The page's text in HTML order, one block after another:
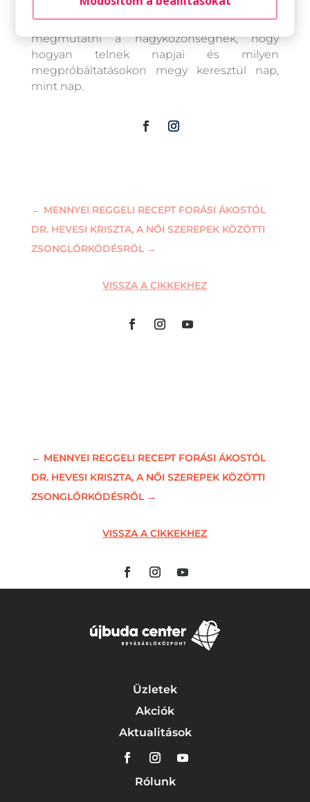
modellé választották.
Szilvi saját csatornáin keresztül szeretné
megmutatni a nagyközönségnek, hogy
hogyan telnek napjai és milyen
megpróbáltatásokon megy keresztül nap,
mint nap.
← MENNYEI REGGELI RECEPT FORÁSI ÁKOSTÓL
DR. HEVESI KRISZTA, A NŐI SZEREPEK KÖZÖTTI
ZSONGLŐRKÖDÉSRŐL→
VISSZA A CIKKEKHEZ
← MENNYEI REGGELI RECEPT FORÁSI ÁKOSTÓL
DR. HEVESI KRISZTA, A NŐI SZEREPEK KÖZÖTTI
ZSONGLŐRKÖDÉSRŐL→
VISSZA A CIKKEKHEZ
Üzletek
Akciók
Aktualitások
Rólunk